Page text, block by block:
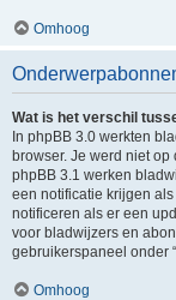
Omhoog
Wat is het verschil
In phpBB 3.0 werkten
browser. Je werd niet
phpBB 3.1 werken
een notificatie krijgen
notificeren als er een
voor bladwijzers en
gebruikerspaneel onder
Omhoog